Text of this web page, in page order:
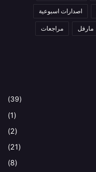
اصدارات اسبوعية
مارفل مراجعات
(39)
(1)
(2)
(21)
(8)